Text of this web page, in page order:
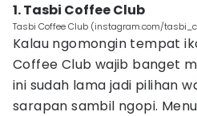
1. Tasbi Coffee Club
Tasbi Coffee Club (instagram.com/
Kalau ngomongin tempat
Coffee Club wajib banget
ini sudah lama jadi pilihan
sarapan sambil ngopi.